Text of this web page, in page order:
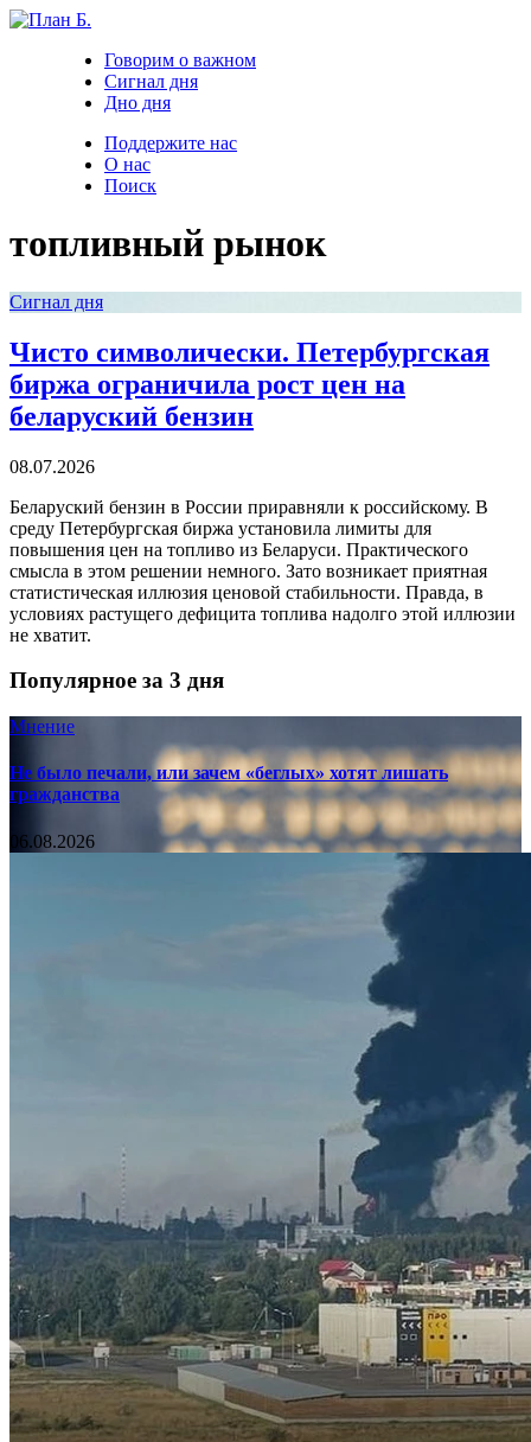
Говорим о важном
Сигнал дня
Дно дня
Поддержите нас
О нас
Поиск
топливный рынок
Сигнал дня
Чисто символически. Петербургская
биржа ограничила рост цен на
беларуский бензин
08.07.2026
Беларуский бензин в России приравняли к российскому. В
среду Петербургская биржа установила лимиты для
повышения цен на топливо из Беларуси. Практического
смысла в этом решении немного. Зато возникает приятная
статистическая иллюзия ценовой стабильности. Правда, в
условиях растущего дефицита топлива надолго этой иллюзии
не хватит.
Популярное за 3 дня
Мнение
Не было печали, или зачем «беглых» хотят лишать
гражданства
06.08.2026